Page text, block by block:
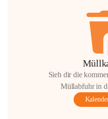
Sieh dir die
Müllabfuhr in